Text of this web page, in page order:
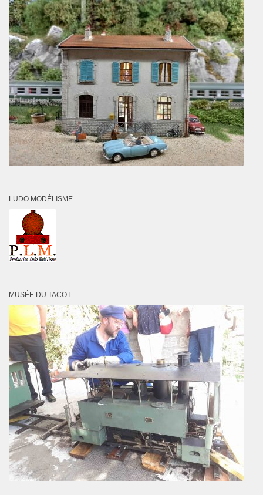
LUDO MODÉLISME
MUSÉE DU TACOT